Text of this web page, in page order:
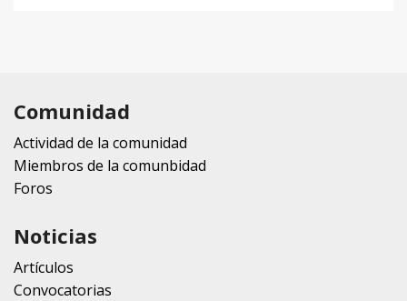
Comunidad
Actividad de la comunidad
Miembros de la comunbidad
Foros
Noticias
Artículos
Convocatorias